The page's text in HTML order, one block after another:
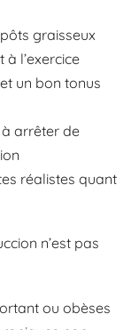
graisseux
l’exercice
un bon tonus
arrêter de
réalistes quant
n’est pas
ou obèses